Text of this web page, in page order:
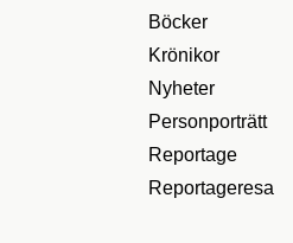
Böcker
Krönikor
Nyheter
Personporträtt
Reportage
Reportageresa